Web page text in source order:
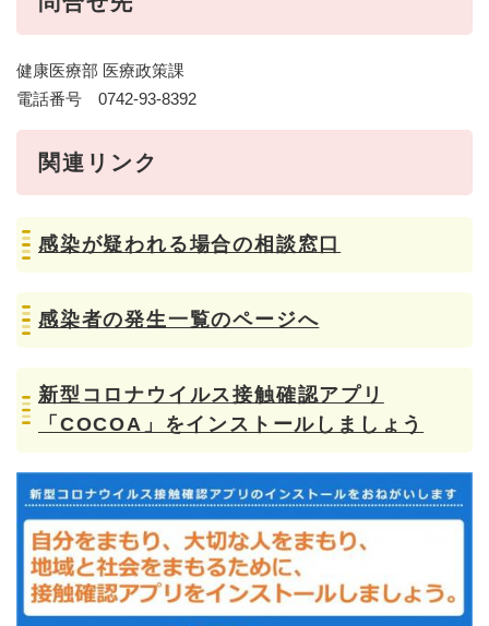
健康医療部 医療政策課
電話番号 0742-93-8392
関連リンク
感染が疑われる場合の相談窓口
感染者の発生一覧のページへ
新型コロナウイルス接触確認アプリ
「COCOA」をインストールしましょう